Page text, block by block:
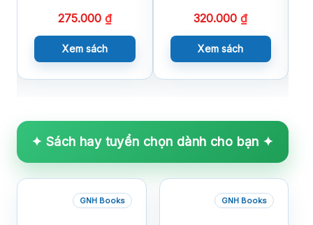
275.000 ₫
Xem sách
320.000₫
Xem sách
✦ Sách hay tuyển chọn dành cho bạn ✦
GNH Books GNH Books